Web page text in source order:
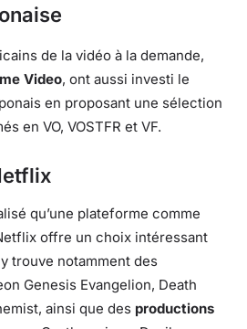
de la vidéo à la demande,
Video, ont aussi investi le
en proposant une sélection
en VO, VOSTFR et VF.
qu’une plateforme comme
offre un choix intéressant
trouve notamment des
Genesis Evangelion, Death
ainsi que des productions